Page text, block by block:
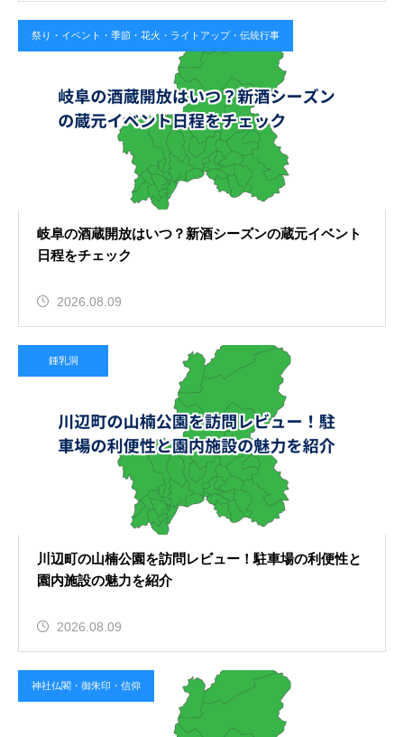
2026.08.07
納古山への登山は駐車場はある？登
山口までのアクセスと山頂からの展
祭り・イベント・季節・花火・ライトアップ・伝統行事
岐阜の酒蔵開放はいつ？新酒シーズンの蔵元イベント
日程をチェック
2026.08.09
鍾乳洞
川辺町の山楠公園を訪問レビュー！駐車場の利便性と
園内施設の魅力を紹介
2026.08.09
神社仏閣・御朱印・信仰